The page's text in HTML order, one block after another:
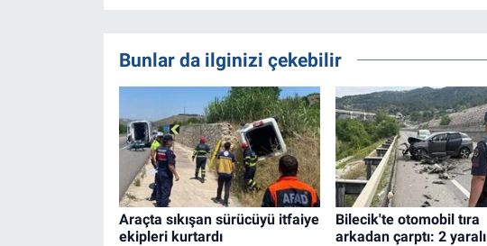
Bunlar da ilginizi çekebilir
Araçta sıkışan sürücüyü itfaiye
ekipleri kurtardı
Bilecik'te otomobil tıra
arkadan çarptı: 2 yaralı